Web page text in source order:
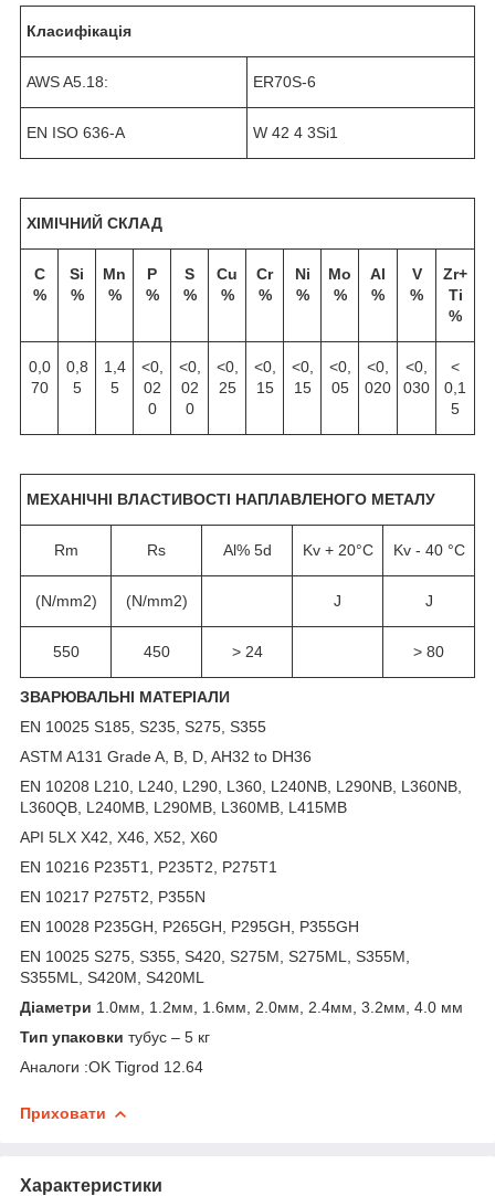
Класифікація
AWS A5.18: ER70S-6
EN ISO 636-A W 42 4 3Si1
ХІМІЧНИЙ СКЛАД
C
%
Si
%
Mn
%
P
%
S
%
Cu
%
Cr
%
Ni
%
Mo
%
Al
%
V
%
Zr+
Ti
%
0,0
70
0,8
5
1,4
5
<0,
02
0
<0,
02
0
<0,
25
<0,
15
<0,
15
<0,
05
<0,
020
<0,
030
<
0,1
5
МЕХАНІЧНІ ВЛАСТИВОСТІ НАПЛАВЛЕНОГО МЕТАЛУ
Rm Rs Al% 5d Kv + 20°C Kv - 40 °C
(N/mm2) (N/mm2) J J
550 450 > 24 > 80
ЗВАРЮВАЛЬНІ МАТЕРІАЛИ
EN 10025 S185, S235, S275, S355
ASTM A131 Grade A, B, D, AH32 to DH36
EN 10208 L210, L240, L290, L360, L240NB, L290NB, L360NB,
L360QB, L240MB, L290MB, L360MB, L415MB
API 5LX X42, X46, X52, X60
EN 10216 P235T1, P235T2, P275T1
EN 10217 P275T2, P355N
EN 10028 P235GH, P265GH, P295GH, P355GH
EN 10025 S275, S355, S420, S275M, S275ML, S355M,
S355ML, S420M, S420ML
Діаметри 1.0мм, 1.2мм, 1.6мм, 2.0мм, 2.4мм, 3.2мм, 4.0 мм
Тип упаковки тубус – 5 кг
Аналоги :OK Tigrod 12.64
Приховати
Характеристики